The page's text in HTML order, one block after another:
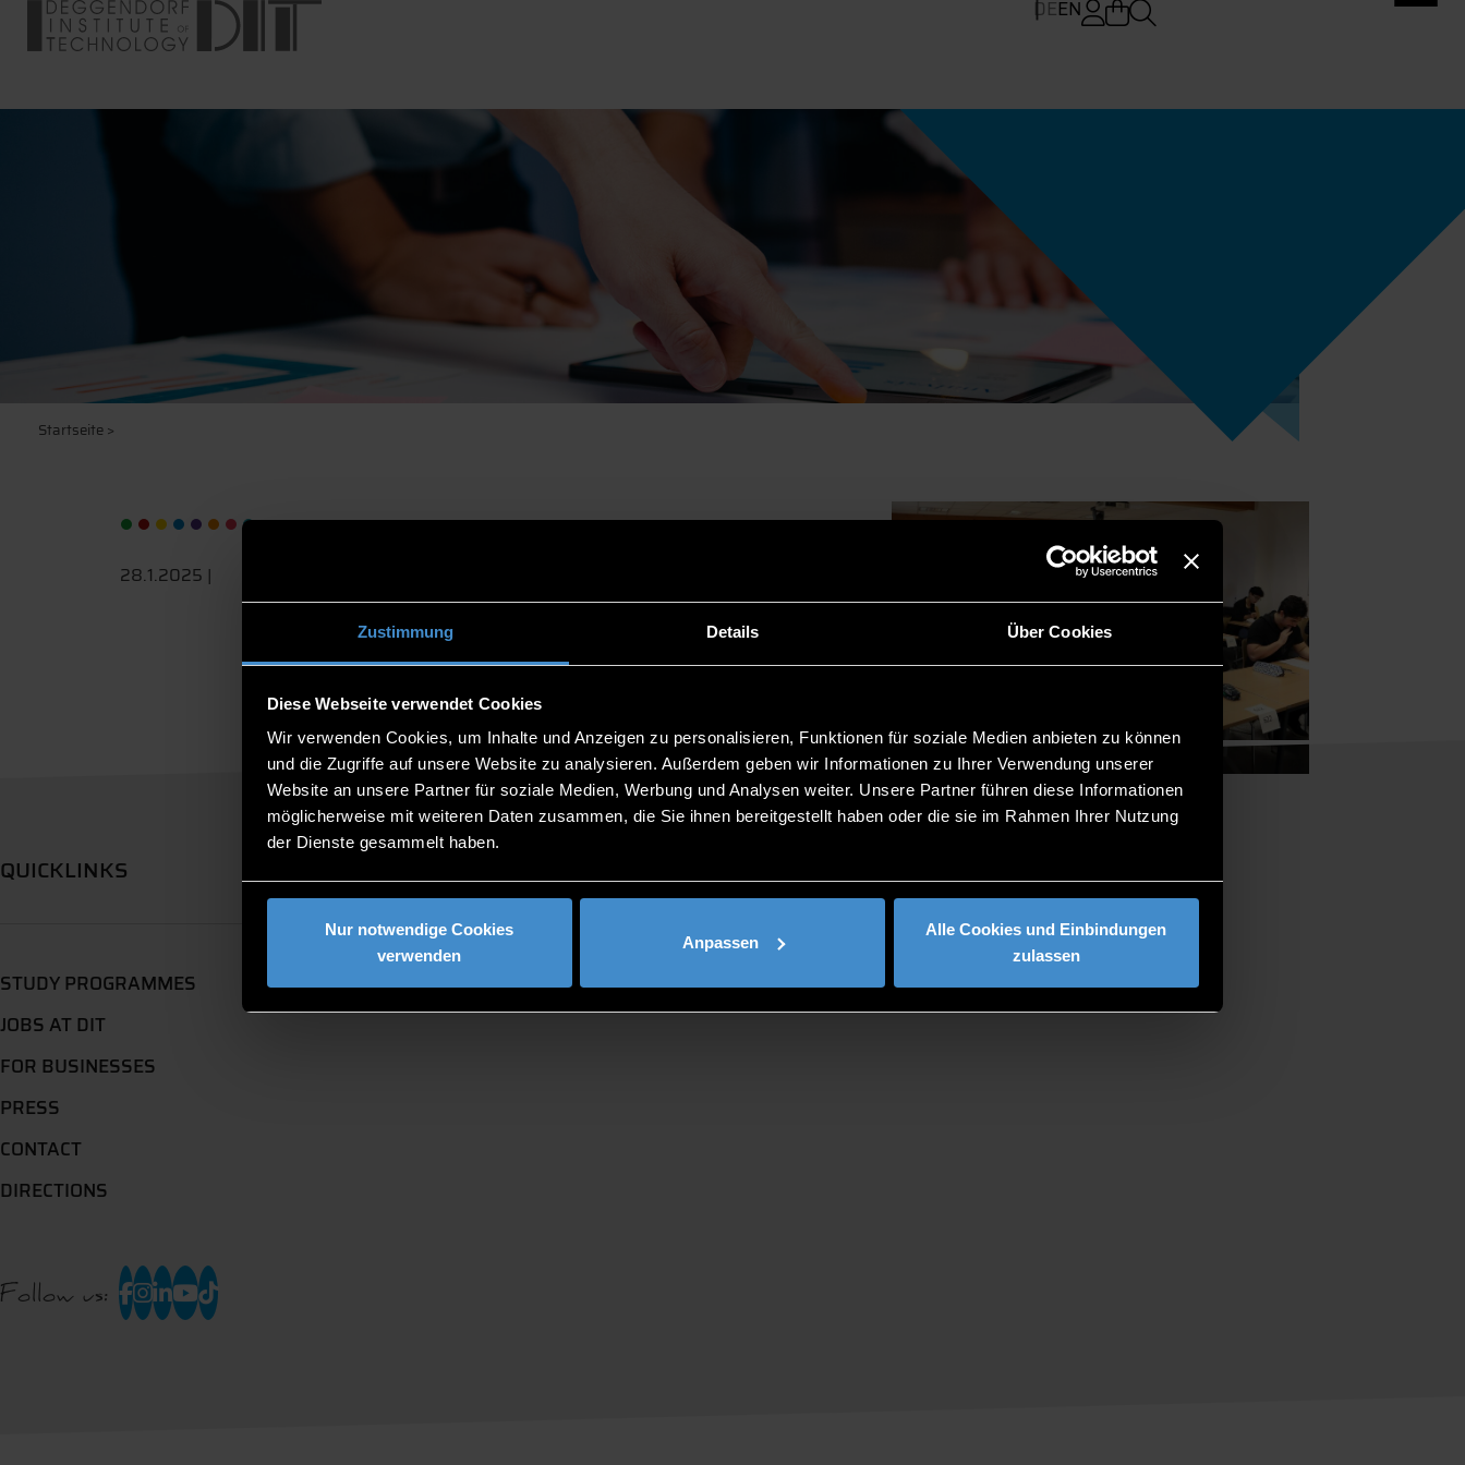
Zustimmung Details Über Cookies
Diese Webseite verwendet Cookies
Wir verwenden Cookies, um Inhalte und Anzeigen zu personalisieren, Funktionen für soziale Medien anbieten zu können
und die Zugriffe auf unsere Website zu analysieren. Außerdem geben wir Informationen zu Ihrer Verwendung unserer
Website an unsere Partner für soziale Medien, Werbung und Analysen weiter. Unsere Partner führen diese Informationen
möglicherweise mit weiteren Daten zusammen, die Sie ihnen bereitgestellt haben oder die sie im Rahmen Ihrer Nutzung
der Dienste gesammelt haben.
Nur notwendige Cookies
verwenden
Anpassen
Alle Cookies und Einbindungen
zulassen
DEEN
Startseite>
28.1.2025 |
QUICKLINKS
STUDY PROGRAMMES
JOBS AT DIT
FOR BUSINESSES
PRESS
CONTACT
DIRECTIONS
Follow us: